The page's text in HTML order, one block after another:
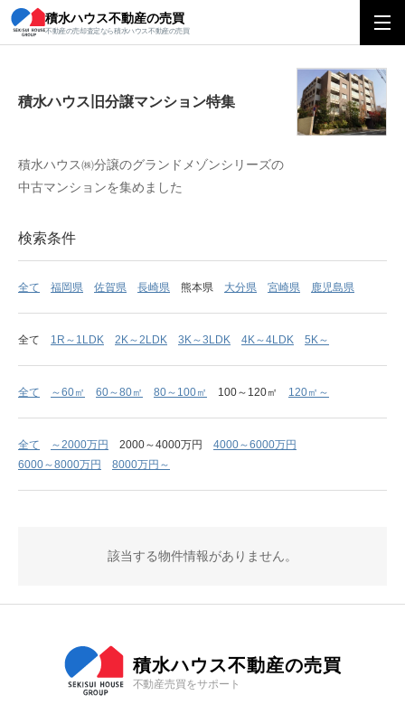
積水ハウス不動産の売買
不動産の売却査定なら積水ハウス不動産の売買
積水ハウス旧分譲マンション特集
積水ハウス旧分譲マンション特集
積水ハウス㈱分譲のグランドメゾンシリーズの
中古マンションを集めました
検索条件
全て 福岡県 佐賀県 長崎県 熊本県 大分県 宮崎県 鹿児島県
全て 1R～1LDK 2K～2LDK 3K～3LDK 4K～4LDK 5K～
全て ～60㎡ 60～80㎡ 80～100㎡ 100～120㎡ 120㎡～
全て ～2000万円 2000～4000万円
4000～6000万円
6000～8000万円
8000万円～
該当する物件情報がありません。
積水ハウス不動産の売買
不動産売買をサポート